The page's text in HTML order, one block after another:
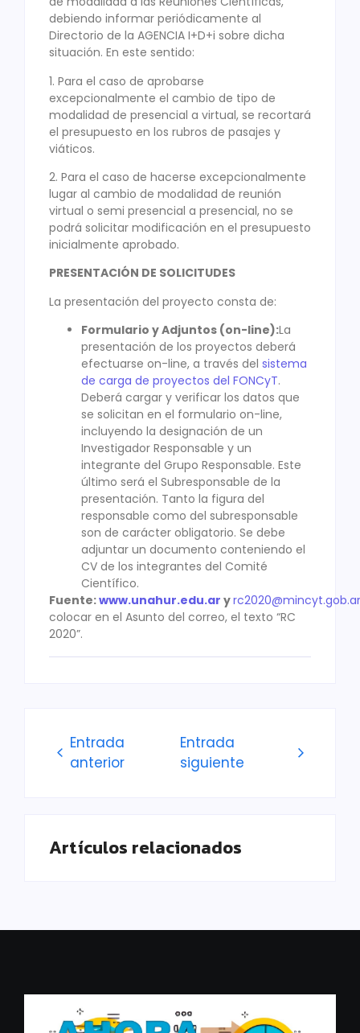
debiendo informar periódicamente al
Directorio de la AGENCIA I+D+i sobre dicha
situación. En este sentido:
1. Para el caso de aprobarse
excepcionalmente el cambio de tipo de
modalidad de presencial a virtual, se recortará
el presupuesto en los rubros de pasajes y
viáticos.
2. Para el caso de hacerse excepcionalmente
lugar al cambio de modalidad de reunión
virtual o semi presencial a presencial, no se
podrá solicitar modificación en el presupuesto
inicialmente aprobado.
PRESENTACIÓN DE SOLICITUDES
La presentación del proyecto consta de:
Formulario y Adjuntos (on-line):La
presentación de los proyectos deberá
efectuarse on-line, a través del sistema
de carga de proyectos del FONCyT.
Deberá cargar y verificar los datos que
se solicitan en el formulario on-line,
incluyendo la designación de un
Investigador Responsable y un
integrante del Grupo Responsable. Este
último será el Subresponsable de la
presentación. Tanto la figura del
responsable como del subresponsable
son de carácter obligatorio. Se debe
adjuntar un documento conteniendo el
CV de los integrantes del Comité
Científico.
Fuente:www.unahur.edu.ar yrc2020@mincyt.gob.ar
colocar en el Asunto del correo, el texto “RC
2020”.
Entrada
anterior
Entrada
siguiente
Artículos relacionados